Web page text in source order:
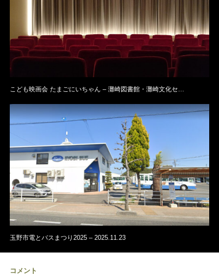
こども映画会 たまごにいちゃん – 灘崎図書館・灘崎文化セ…
玉野市電とバスまつり2025 – 2025.11.23
コメント